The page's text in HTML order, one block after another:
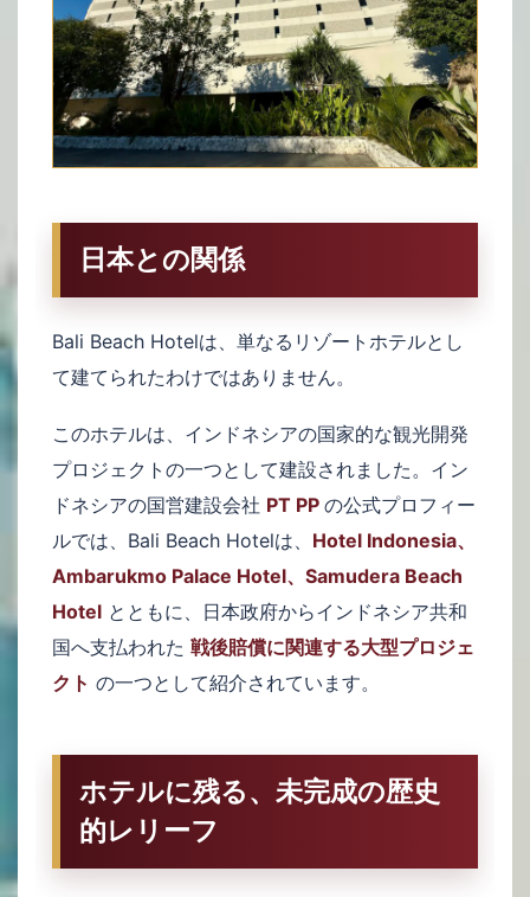
日本との関係
Bali Beach Hotelは、単なるリゾートホテルとし
て建てられたわけではありません。
このホテルは、インドネシアの国家的な観光開発
プロジェクトの一つとして建設されました。イン
ドネシアの国営建設会社 PT PP の公式プロフィー
ルでは、Bali Beach Hotelは、 Hotel Indonesia、
Ambarukmo Palace Hotel、Samudera Beach
Hotel とともに、日本政府からインドネシア共和
国へ支払われた 戦後賠償に関連する大型プロジェ
クト の一つとして紹介されています。
ホテルに残る、未完成の歴史
的レリーフ